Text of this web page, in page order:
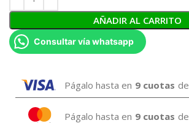
AÑADIR AL CARRITO
Consultar vía whatsapp
Págalo hasta en 9 cuotas de
Págalo hasta en 9 cuotas de